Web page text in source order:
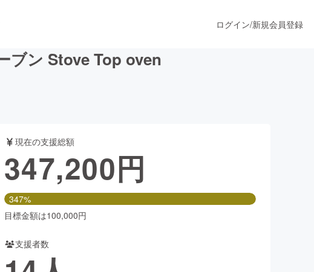
マンス
ファッション
ヘルスケア
ログイン/新規会員登録
ブン Stove Top oven
現在の支援総額
347,200円
347%
目標金額は100,000円
支援者数